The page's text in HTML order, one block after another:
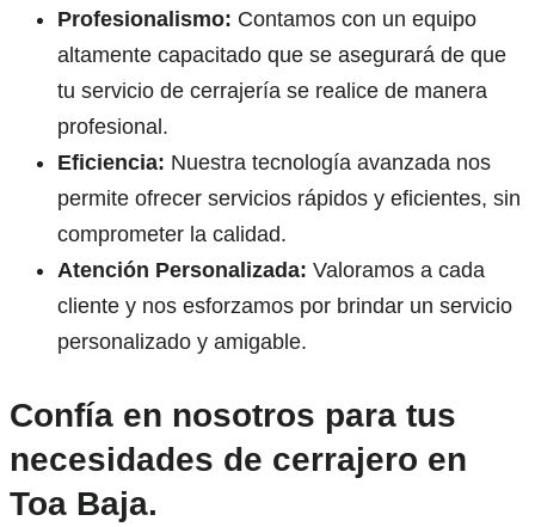
Profesionalismo: Contamos con un equipo
altamente capacitado que se asegurará de que
tu servicio de cerrajería se realice de manera
profesional.
Eficiencia: Nuestra tecnología avanzada nos
permite ofrecer servicios rápidos y eficientes, sin
comprometer la calidad.
Atención Personalizada: Valoramos a cada
cliente y nos esforzamos por brindar un servicio
personalizado y amigable.
Confía en nosotros para tus
necesidades de cerrajero en
Toa Baja.